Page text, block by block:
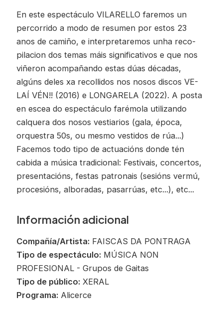
En este espectáculo VILARELLO faremos un
percorrido a modo de resumen por estos 23
anos de camiño, e interpretaremos unha reco-
pilacion dos temas máis significativos e que nos
viñeron acompañando estas dúas décadas,
algúns deles xa recollidos nos nosos discos VE-
LAÍ VÉN!! (2016) e LONGARELA (2022). A posta
en escea do espectáculo farémola utilizando
calquera dos nosos vestiarios (gala, época,
orquestra 50s, ou mesmo vestidos de rúa...)
Facemos todo tipo de actuacións donde tén
cabida a música tradicional: Festivais, concertos,
presentacións, festas patronais (sesións vermú,
procesións, alboradas, pasarrúas, etc...), etc...
Información adicional
Compañía/Artista: FAISCAS DA PONTRAGA
Tipo de espectáculo: MÚSICA NON
PROFESIONAL - Grupos de Gaitas
Tipo de público: XERAL
Programa: Alicerce